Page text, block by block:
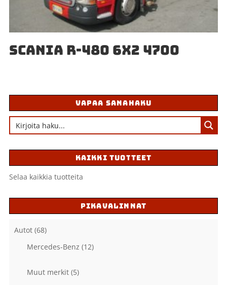
SCANIA R-480 6X2 4700
VAPAA SANAHAKU
KAIKKI TUOTTEET
Selaa kaikkia tuotteita
PIKAVALINNAT
Autot (68)
Mercedes-Benz (12)
Muut merkit (5)